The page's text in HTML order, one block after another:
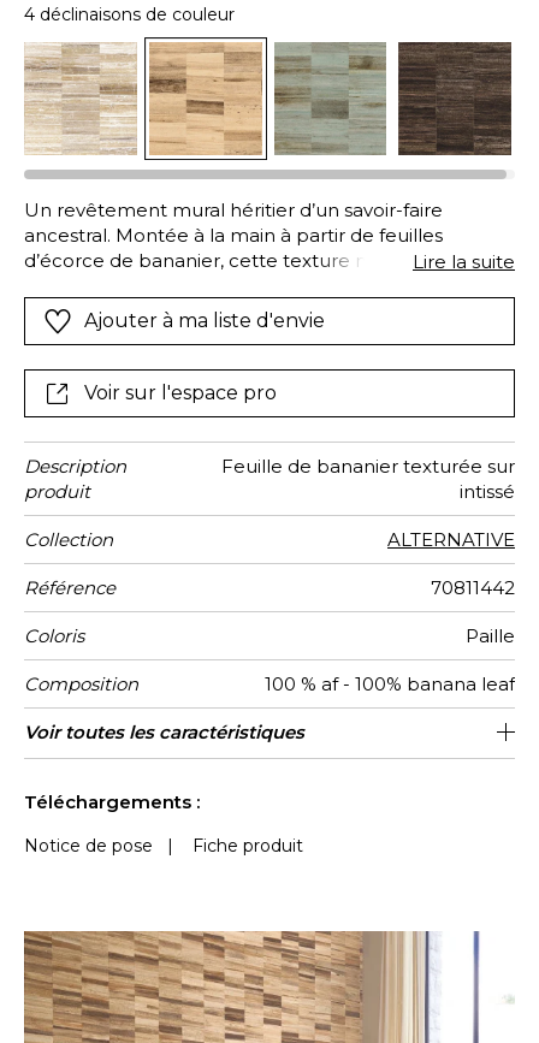
4 déclinaisons de couleur
Un revêtement mural héritier d’un savoir-faire
ancestral. Montée à la main à partir de feuilles
d’écorce de bananier, cette texture naturelle et
invitent au voyage. Ce revêtement mural naturel
peut présenter des lés marqués. Cet aspect est
authentique.
Lire la suite
Ajouter à ma liste d'envie
Voir sur l'espace pro
Description
produit
Feuille de bananier texturée sur
intissé
Collection ALTERNATIVE
Référence 70811442
Coloris Paille
Composition 100 % af - 100% banana leaf
Largeur 91 cm / 36 Inches
Hauteur Vendu au mètre
Poids g/m² 450
Entretien Epongeable
Pose colle Encollage du mur
Dépose Pelable
Norme COV A+
ASTME84 Class A
Norme
euroclass
C-s1, d0
Pays
d'origine
Corée du sud
Voir toutes les caractéristiques
Téléchargements :
Notice de pose | Fiche produit